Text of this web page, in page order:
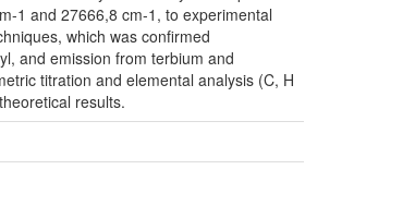
1 and 27666,8 cm-1, to experimental
which was confirmed
and emission from terbium and
titration and elemental analysis (C, H
results.